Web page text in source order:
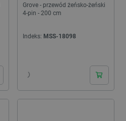
Grove - przewód żeńsko-żeński
4-pin - 200 cm
Indeks: MSS-18098